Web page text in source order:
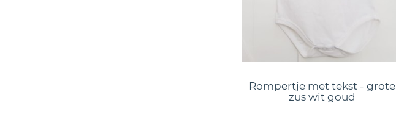
Rompertje met tekst - grote
zus wit goud